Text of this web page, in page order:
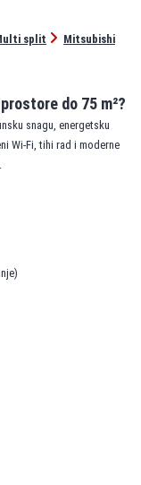
split
Mitsubishi
do 75 m²?
snagu, energetsku
Wi-Fi, tihi rad i moderne